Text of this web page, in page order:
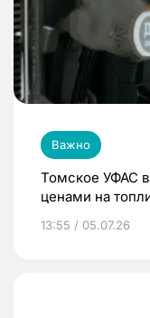
Важно
Томское УФАС
ценами на
13:55 / 05.07.26